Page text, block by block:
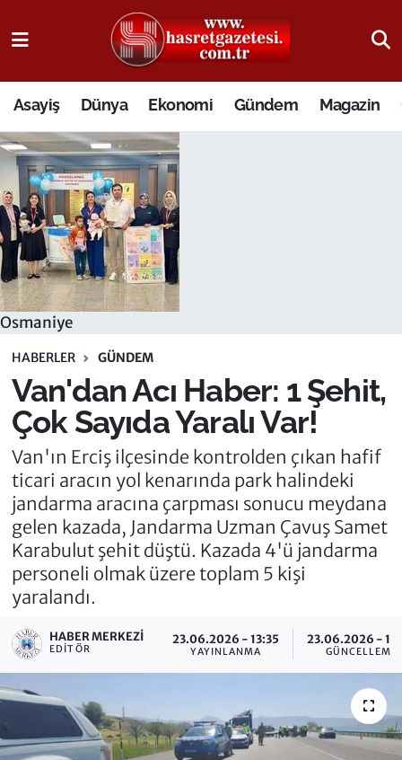
Asayiş Dünya Ekonomi Gündem Magazin
Osmaniye
HABERLER GÜNDEM
Van'dan Acı Haber: 1 Şehit,
Çok Sayıda Yaralı Var!
Van'ın Erciş ilçesinde kontrolden çıkan hafif
ticari aracın yol kenarında park halindeki
jandarma aracına çarpması sonucu meydana
gelen kazada, Jandarma Uzman Çavuş Samet
Karabulut şehit düştü. Kazada 4'ü jandarma
personeli olmak üzere toplam 5 kişi
yaralandı.
HABER MERKEZI
EDITÖR
23.06.2026 - 13:35
YAYINLANMA
23.06.2026 -
GÜNCELLEME
Osmaniye Nöbetçi Eczaneler
Osmaniye Hava Durumu
Osmaniye Trafik Yoğunluk Haritası
Süper Lig Puan Durumu ve Fikstür
Tüm Manşetler
Son Dakika Haberleri